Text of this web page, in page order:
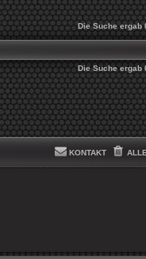
Die Suche ergab
Die Suche ergab
KONTAKT